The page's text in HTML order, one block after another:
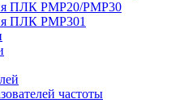
ПЛК PMP20/PMP30
ПЛК PMP301
частоты